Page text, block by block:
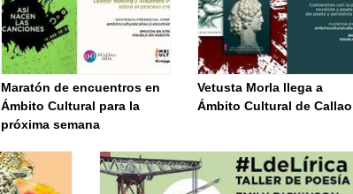
Maratón de encuentros en
Ámbito Cultural para la
próxima semana
Vetusta Morla llega a
Ámbito Cultural de Callao